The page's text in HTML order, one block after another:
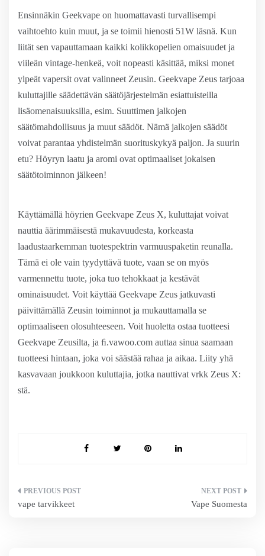
Ensinnäkin Geekvape on huomattavasti turvallisempi
vaihtoehto kuin muut, ja se toimii hienosti 51W läsnä. Kun
liität sen vapauttamaan kaikki kolikkopelien omaisuudet ja
viileän vintage-henkeä, voit nopeasti käsittää, miksi monet
ylpeät vapersit ovat valinneet Zeusin. Geekvape Zeus tarjoaa
kuluttajille säädettävän säätöjärjestelmän esiattuisteilla
lisäomenaisuuksilla, esim. Suuttimen jalkojen
säätömahdollisuus ja muut säädöt. Nämä jalkojen säädöt
voivat parantaa yhdistelmän suorituskykyä paljon. Ja suurin
etu? Höyryn laatu ja aromi ovat optimaaliset jokaisen
säätötoiminnon jälkeen!
Käyttämällä höyrien Geekvape Zeus X, kuluttajat voivat
nauttia äärimmäisestä mukavuudesta, korkeasta
laadustaarkemman tuotespektrin varmuuspaketin reunalla.
Tämä ei ole vain tyydyttävä tuote, vaan se on myös
varmennettu tuote, joka tuo tehokkaat ja kestävät
ominaisuudet. Voit käyttää Geekvape Zeus jatkuvasti
päivittämällä Zeusin toiminnot ja mukauttamalla se
optimaaliseen olosuhteeseen. Voit huoletta ostaa tuotteesi
Geekvape Zeusilta, ja ﬁ.vawoo.com auttaa sinua saamaan
tuotteesi hintaan, joka voi säästää rahaa ja aikaa. Liity yhä
kasvavaan joukkoon kuluttajia, jotka nauttivat vrkk Zeus X:
stä.
Artikkelien
vape tarvikkeet Vape Suomesta